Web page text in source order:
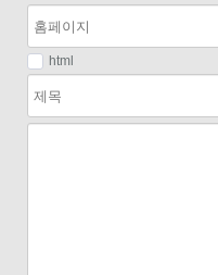
html